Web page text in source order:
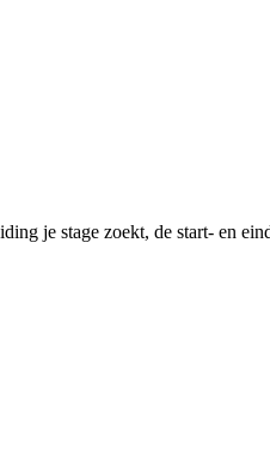
je stage zoekt, de start- en